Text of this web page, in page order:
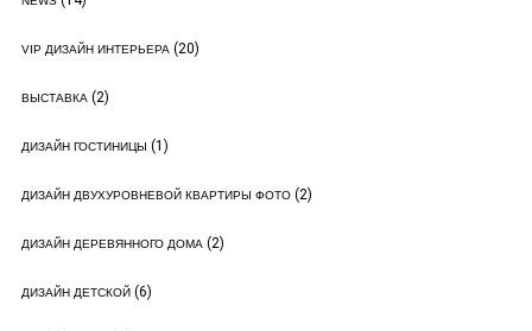
VIP ДИЗАЙН ИНТЕРЬЕРА(20)
ВЫСТАВКА(2)
ДИЗАЙН ГОСТИНИЦЫ (1)
ДИЗАЙН ДВУХУРОВНЕВОЙ КВАРТИРЫ ФОТО(2)
ДИЗАЙН ДЕРЕВЯННОГО ДОМА(2)
ДИЗАЙН ДЕТСКОЙ(6)